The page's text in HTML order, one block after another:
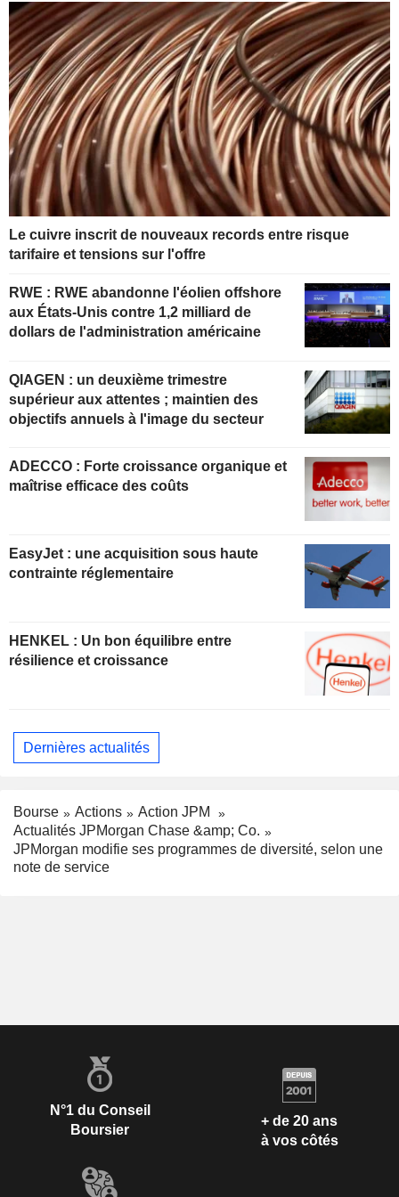
Le cuivre inscrit de nouveaux records entre risque
tarifaire et tensions sur l'offre
RWE : RWE abandonne l'éolien offshore
aux États-Unis contre 1,2 milliard de
dollars de l'administration américaine
QIAGEN : un deuxième trimestre
supérieur aux attentes ; maintien des
objectifs annuels à l'image du secteur
ADECCO : Forte croissance organique et
maîtrise efficace des coûts
EasyJet : une acquisition sous haute
contrainte réglementaire
HENKEL : Un bon équilibre entre
résilience et croissance
Dernières actualités
Bourse Actions
Action JPM
Actualités JPMorgan Chase &amp; Co.
JPMorgan modifie ses programmes de diversité, selon une
note de service
N°1 du Conseil
Boursier
+ de 20 ans
à vos côtés